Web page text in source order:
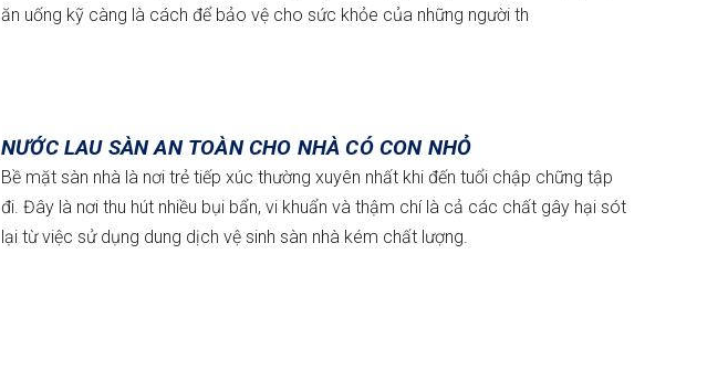
ăn uống kỹ càng là cách để bảo vệ cho sức khỏe của những người th
NƯỚC LAU SÀN AN TOÀN CHO NHÀ CÓ CON NHỎ
Bề mặt sàn nhà là nơi trẻ tiếp xúc thường xuyên nhất khi đến tuổi chập chững tập
đi. Đây là nơi thu hút nhiều bụi bẩn, vi khuẩn và thậm chí là cả các chất gây hại sót
lại từ việc sử dụng dung dịch vệ sinh sàn nhà kém chất lượng.